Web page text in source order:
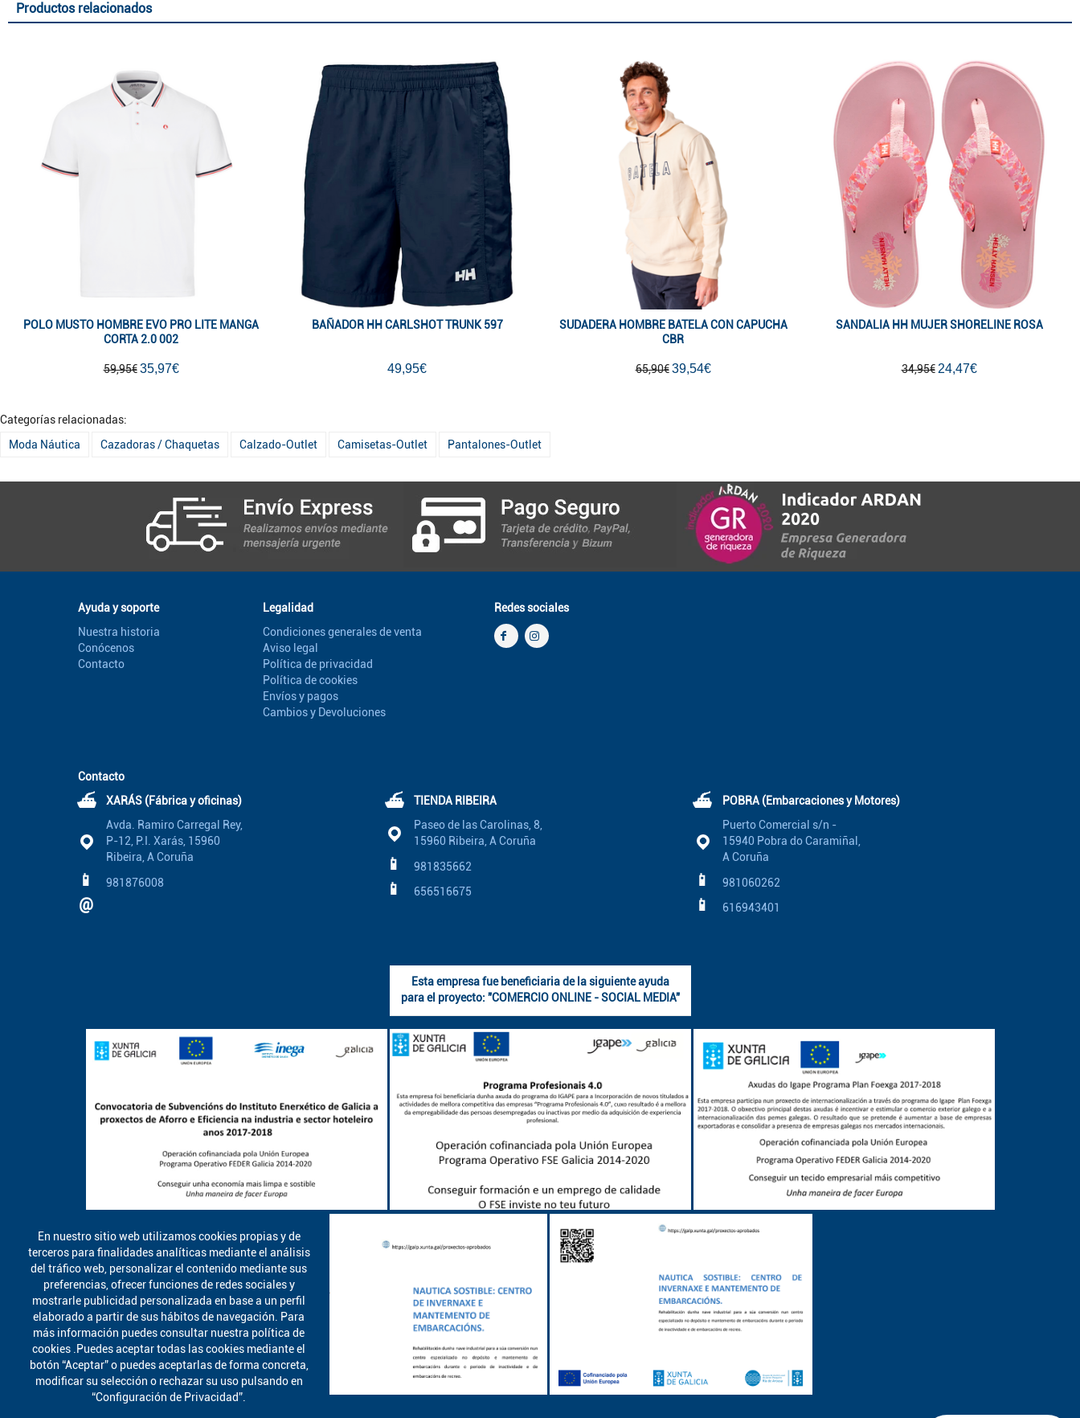
Productos relacionados
POLO MUSTO HOMBRE EVO PRO LITE MANGA
CORTA 2.0 002
59,95€ 35,97€
BAÑADOR HH CARLSHOT TRUNK 597
49,95€
SUDADERA HOMBRE BATELA CON CAPUCHA
CBR
65,90€ 39,54€
SANDALIA HH MUJER SHORELINE ROSA
34,95€ 24,47€
Categorías relacionadas:
Moda Náutica
Cazadoras / Chaquetas Calzado-Outlet Camisetas-Outlet Pantalones-Outlet
En nuestro sitio web utilizamos cookies propias y de
terceros para finalidades analíticas mediante el análisis
del tráfico web, personalizar el contenido mediante sus
preferencias, ofrecer funciones de redes sociales y
mostrarle publicidad personalizada en base a un perfil
elaborado a partir de sus hábitos de navegación. Para
más información puedes consultar nuestra política de
cookies .Puedes aceptar todas las cookies mediante el
botón “Aceptar” o puedes aceptarlas de forma concreta,
modificar su selección o rechazar su uso pulsando en
“Configuración de Privacidad”.
Ayuda y soporte
Nuestra historia
Conócenos
Contacto
Legalidad
Condiciones generales de venta
Aviso legal
Política de privacidad
Política de cookies
Envíos y pagos
Cambios y Devoluciones
Redes sociales
Contacto
⛴
XARÁS (Fábrica y oficinas)
Avda. Ramiro Carregal Rey,
P-12, P.I. Xarás, 15960
Ribeira, A Coruña
📱 981876008
@
⛴
TIENDA RIBEIRA
Paseo de las Carolinas, 8,
15960 Ribeira, A Coruña
📱 981835662
📱 656516675
⛴
POBRA (Embarcaciones y Motores)
Puerto Comercial s/n -
15940 Pobra do Caramiñal,
A Coruña
📱 981060262
📱 616943401
Esta empresa fue beneficiaria de la siguiente ayuda
para el proyecto: "COMERCIO ONLINE - SOCIAL MEDIA"